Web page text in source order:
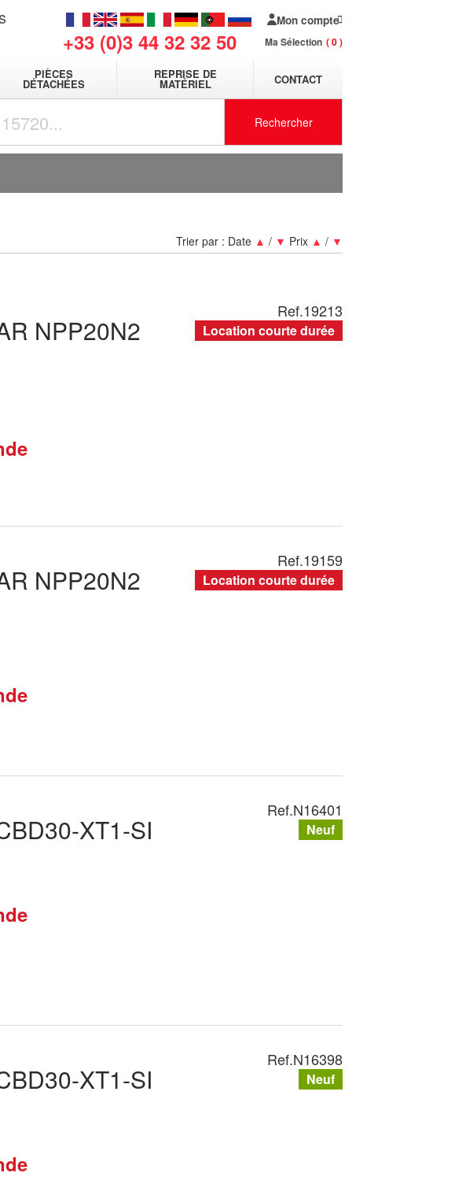
+33 (0)3 44 32 32 50
Mon compte
Ma Sélection 0
PIÈCES
DÉTACHÉES
REPRISE DE
MATÉRIEL CONTACT
Rechercher
Trier par : Date ▲ / ▼ Prix ▲ / ▼
NPP20N2
Ref.19213
Location courte durée
NPP20N2
Ref.19159
Location courte durée
XT1-SI
Ref.N16401
Neuf
XT1-SI
Ref.N16398
Neuf